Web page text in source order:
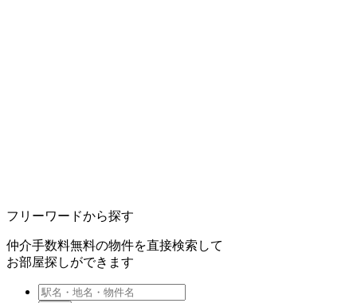
フリーワードから探す
仲介手数料無料の物件を直接検索して
お部屋探しができます